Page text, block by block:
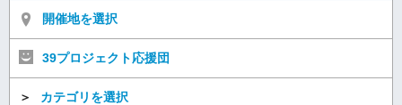
開催地を選択
39プロジェクト応援団
＞ カテゴリを選択